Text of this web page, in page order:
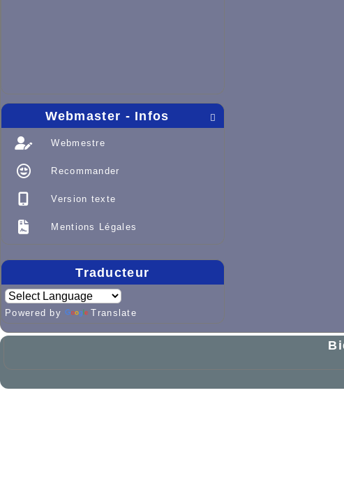

Webmaster - Infos
Webmestre
Recommander
Version texte
Mentions Légales
Traducteur
Powered by Translate